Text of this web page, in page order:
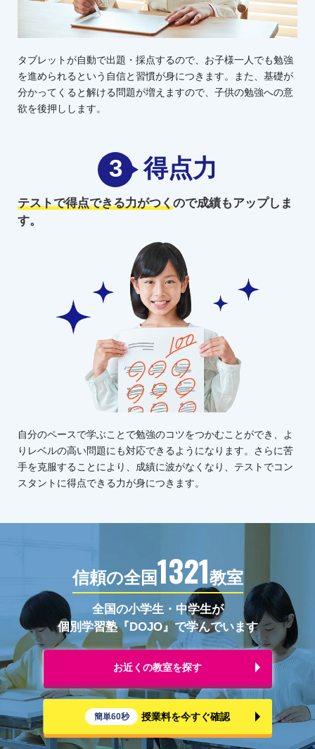
タブレットが自動で出題・採点するので、お子様一人でも勉強
を進められるという自信と習慣が身につきます。また、基礎が
分かってくると解ける問題が増えますので、子供の勉強への意
欲を後押しします。
3 得点力
テストで得点できる力がつくので成績もアップしま
す。
自分のペースで学ぶことで勉強のコツをつかむことができ、よ
りレベルの高い問題にも対応できるようになります。さらに苦
手を克服することにより、成績に波がなくなり、テストでコン
スタントに得点できる力が身につきます。
信頼の全国1321教室
全国の小学生・中学生が
個別学習塾『DOJO』で学んでいます
お近くの教室を探す
簡単60秒 授業料を今すぐ確認